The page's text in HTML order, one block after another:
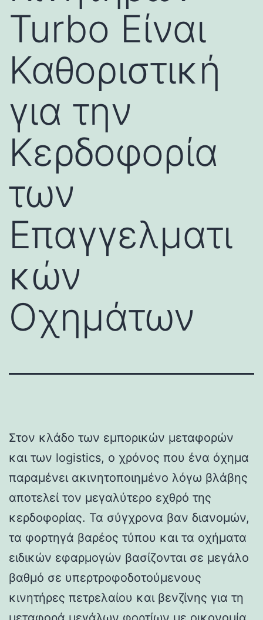
Turbo Είναι
Καθοριστική
για την
Κερδοφορία
των
Επαγγελματι
κών
Οχημάτων
Στον κλάδο των εμπορικών μεταφορών
και των logistics, ο χρόνος που ένα όχημα
παραμένει ακινητοποιημένο λόγω βλάβης
αποτελεί τον μεγαλύτερο εχθρό της
κερδοφορίας. Τα σύγχρονα βαν διανομών,
τα φορτηγά βαρέος τύπου και τα οχήματα
ειδικών εφαρμογών βασίζονται σε μεγάλο
βαθμό σε υπερτροφοδοτούμενους
κινητήρες πετρελαίου και βενζίνης για τη